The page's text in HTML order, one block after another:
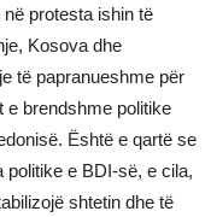
protesta ishin të
Kosova dhe
të papranueshme për
e brendshme politike
Është e qartë se
politike e BDI-së, e cila,
shtetin dhe të